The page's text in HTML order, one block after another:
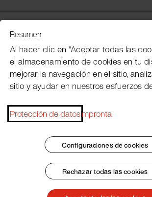
Servicio de atención al cliente
Subscribe Pacojet Newsletter
Would you like to be regularly updated
Pie de imprenta Condiciones generales
Resumen
Al hacer clic en “Aceptar todas las
el almacenamiento de cookies en tu
mejorar la navegación en el sitio,
sitio y ayudar en nuestros esfuerzos
Protección de datosImpronta
Configuraciones de cookies
Rechazar todas las cookies